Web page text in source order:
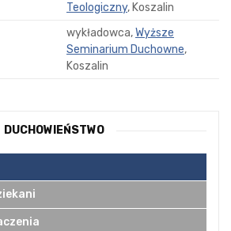
Teologiczny, Koszalin
wykładowca,Wyższe
Seminarium Duchowne,
Koszalin
DUCHOWIEŃSTWO